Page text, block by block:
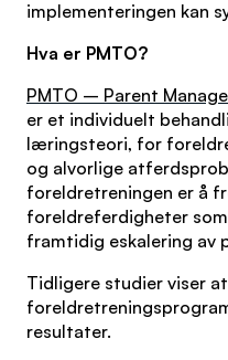
implementeringen kan
Hva er PMTO?
PMTO – Parent
er et individuelt
læringsteori, for
og alvorlige
foreldretreningen er å
foreldreferdigheter
framtidig eskalering av
Tidligere studier viser at
resultater.